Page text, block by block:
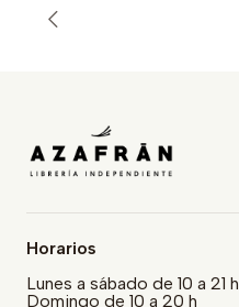
Horarios
Lunes a sábado de 10 a 21 h
Domingo de 10 a 20 h